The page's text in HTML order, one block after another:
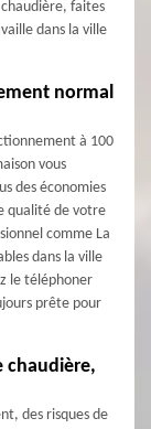
faites
dans la ville
normal
à 100
vous
des économies
qualité de votre
comme La
dans la ville
le téléphoner
prête pour
chaudière,
des risques de